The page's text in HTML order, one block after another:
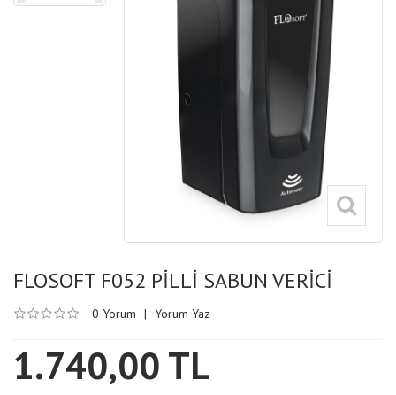
FLOSOFT F052 PİLLİ SABUN VERİCİ
0 Yorum | Yorum Yaz
1.740,00 TL